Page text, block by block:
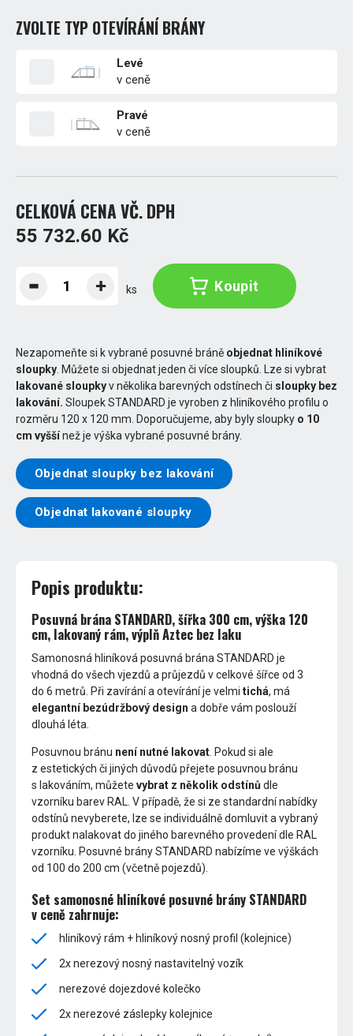
ZVOLTE TYP OTEVÍRÁNÍ BRÁNY
Levé
v ceně
Pravé
v ceně
CELKOVÁ CENA VČ. DPH
55 732.60 Kč
ks Koupit
Nezapomeňte si k vybrané posuvné bráně objednat hliníkové
sloupky . Můžete si objednat jeden či více sloupků. Lze si vybrat
lakované sloupkyv několika barevných odstínech či sloupky bez
lakování. Sloupek STANDARD je vyroben z hliníkového profilu o
rozměru 120 x 120 mm. Doporučujeme, aby byly sloupky o 10
cm vyššínež je výška vybrané posuvné brány.
Objednat sloupky bez lakování
Objednat lakované sloupky
Popis produktu:
Posuvná brána STANDARD, šířka 300 cm, výška 120
cm, lakovaný rám, výplň Aztec bez laku
Samonosná hliníková posuvná brána STANDARD je
vhodná do všech vjezdů a průjezdů v celkové šířce od 3
do 6 metrů. Při zavírání a otevírání je velmitichá, má
elegantní bezúdržbový design a dobře vám poslouží
dlouhá léta.
Posuvnou bránu není nutné lakovat. Pokud si ale
z estetických či jiných důvodů přejete posuvnou bránu
s lakováním, můžetevybrat z několik odstínůdle
vzorníku barev RAL. V případě, že si ze standardní nabídky
odstínů nevyberete, lze se individuálně domluvit a vybraný
produkt nalakovat do jiného barevného provedení dle RAL
vzorníku. Posuvné brány STANDARD nabízíme ve výškách
od 100 do 200 cm (včetně pojezdů).
Set samonosné hliníkové posuvné brány STANDARD
v ceně zahrnuje:
hliníkový rám + hliníkový nosný profil (kolejnice)
2x nerezový nosný nastavitelný vozík
nerezové dojezdové kolečko
2x nerezové záslepky kolejnice